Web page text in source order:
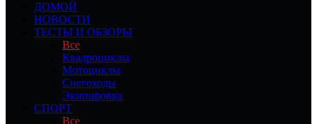
ДОМОЙ
НОВОСТИ
ТЕСТЫ И ОБЗОРЫ
Все
Квадроциклы
Мотоциклы
Снегоходы
Экипировка
СПОРТ
Все